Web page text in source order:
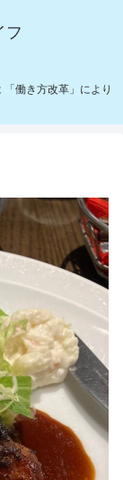
フ
働き方改革」により